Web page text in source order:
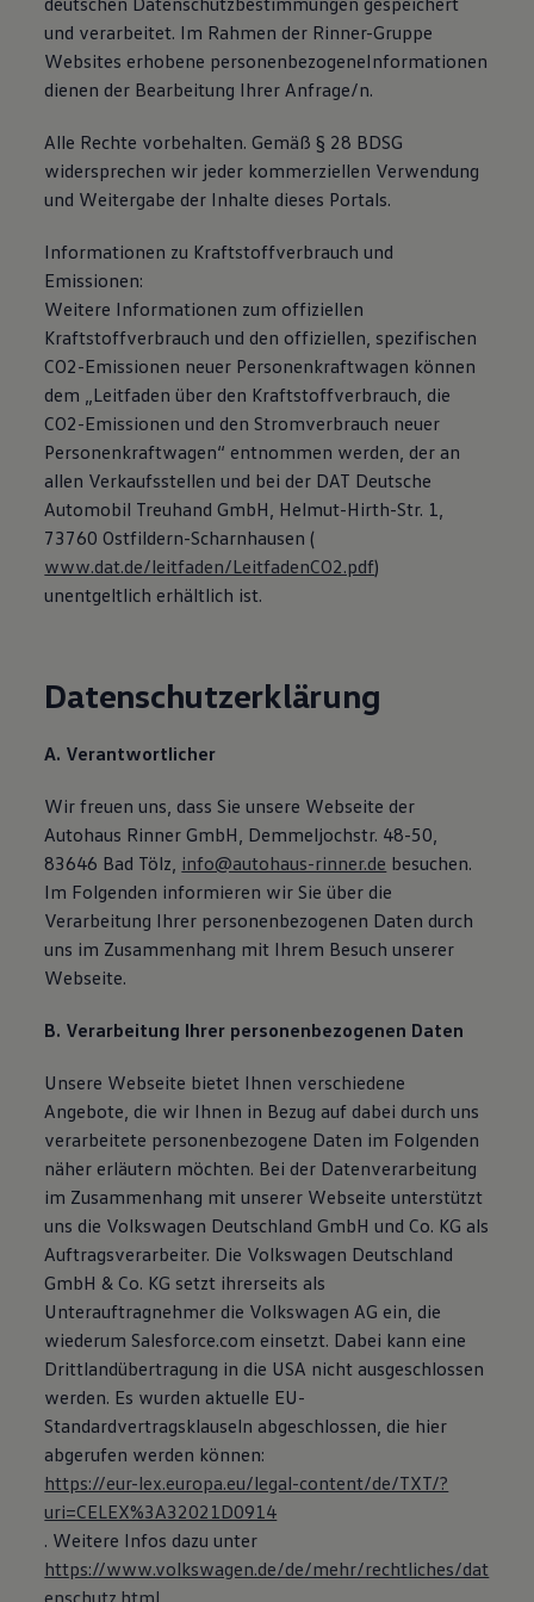
75 Jahre Bulli Jubiläum
Bulli Magazin
Fahrzeugabholung ab Werk
und verarbeitet. Im Rahmen der Rinner-Gruppe
Websites erhobene personenbezogeneInformationen
dienen der Bearbeitung Ihrer Anfrage/n.
Alle Rechte vorbehalten. Gemäß § 28 BDSG
widersprechen wir jeder kommerziellen Verwendung
und Weitergabe der Inhalte dieses Portals.
Informationen zu Kraftstoffverbrauch und
Emissionen:
Weitere Informationen zum offiziellen
Kraftstoffverbrauch und den offiziellen, spezifischen
CO2-Emissionen neuer Personenkraftwagen können
dem „Leitfaden über den Kraftstoffverbrauch, die
CO2-Emissionen und den Stromverbrauch neuer
Personenkraftwagen“ entnommen werden, der an
allen Verkaufsstellen und bei der DAT Deutsche
Automobil Treuhand GmbH, Helmut-Hirth-Str. 1,
73760 Ostfildern-Scharnhausen (
www.dat.de/leitfaden/LeitfadenCO2.pdf)
unentgeltlich erhältlich ist.
Datenschutzerklärung
A. Verantwortlicher
Wir freuen uns, dass Sie unsere Webseite der
Autohaus Rinner GmbH, Demmeljochstr. 48-50,
83646 Bad Tölz, info@autohaus-rinner.de besuchen.
Im Folgenden informieren wir Sie über die
Verarbeitung Ihrer personenbezogenen Daten durch
uns im Zusammenhang mit Ihrem Besuch unserer
Webseite.
B. Verarbeitung Ihrer personenbezogenen Daten
Unsere Webseite bietet Ihnen verschiedene
Angebote, die wir Ihnen in Bezug auf dabei durch uns
verarbeitete personenbezogene Daten im Folgenden
näher erläutern möchten. Bei der Datenverarbeitung
im Zusammenhang mit unserer Webseite unterstützt
uns die Volkswagen Deutschland GmbH und Co. KG als
Auftragsverarbeiter. Die Volkswagen Deutschland
GmbH & Co. KG setzt ihrerseits als
Unterauftragnehmer die Volkswagen AG ein, die
wiederum Salesforce.com einsetzt. Dabei kann eine
Drittlandübertragung in die USA nicht ausgeschlossen
werden. Es wurden aktuelle EU-
Standardvertragsklauseln abgeschlossen, die hier
abgerufen werden können:
https://eur-lex.europa.eu/legal-content/de/TXT/?
uri=CELEX%3A32021D0914
. Weitere Infos dazu unter
https://www.volkswagen.de/de/mehr/rechtliches/dat
enschutz.html